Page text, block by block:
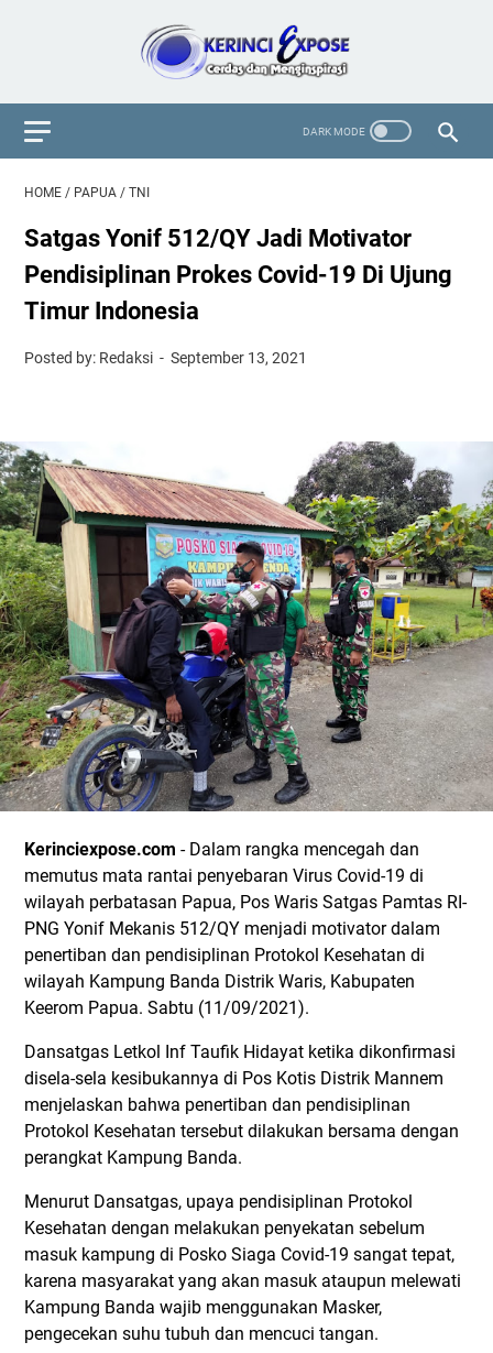
HOME / PAPUA / TNI
Satgas Yonif 512/QY Jadi Motivator
Pendisiplinan Prokes Covid-19 Di Ujung
Timur Indonesia
Posted by: Redaksi September 13, 2021
Kerinciexpose.com - Dalam rangka mencegah dan
memutus mata rantai penyebaran Virus Covid-19 di
wilayah perbatasan Papua, Pos Waris Satgas Pamtas RI-
PNG Yonif Mekanis 512/QY menjadi motivator dalam
penertiban dan pendisiplinan Protokol Kesehatan di
wilayah Kampung Banda Distrik Waris, Kabupaten
Keerom Papua. Sabtu (11/09/2021).
Dansatgas Letkol Inf Taufik Hidayat ketika dikonfirmasi
disela-sela kesibukannya di Pos Kotis Distrik Mannem
menjelaskan bahwa penertiban dan pendisiplinan
Protokol Kesehatan tersebut dilakukan bersama dengan
perangkat Kampung Banda.
Menurut Dansatgas, upaya pendisiplinan Protokol
Kesehatan dengan melakukan penyekatan sebelum
masuk kampung di Posko Siaga Covid-19 sangat tepat,
karena masyarakat yang akan masuk ataupun melewati
Kampung Banda wajib menggunakan Masker,
pengecekan suhu tubuh dan mencuci tangan.